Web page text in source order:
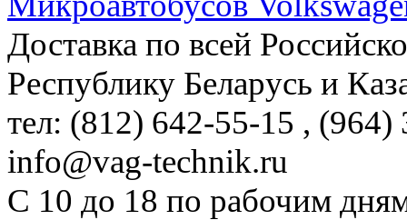
Доставка по всей
Республику Беларусь и
тел: (812) 642-55-15 , (964)
info@vag-technik.ru
С 10 до 18 по рабочим